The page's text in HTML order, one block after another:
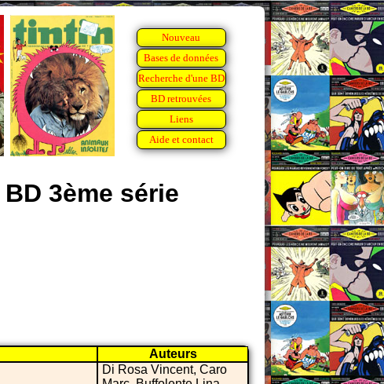
Nouveau
Bases de données
Recherche d'une BD
BD retrouvées
Liens
Aide et contact
3ème série
Auteurs
Di Rosa Vincent, Caro